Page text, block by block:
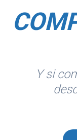
Y si